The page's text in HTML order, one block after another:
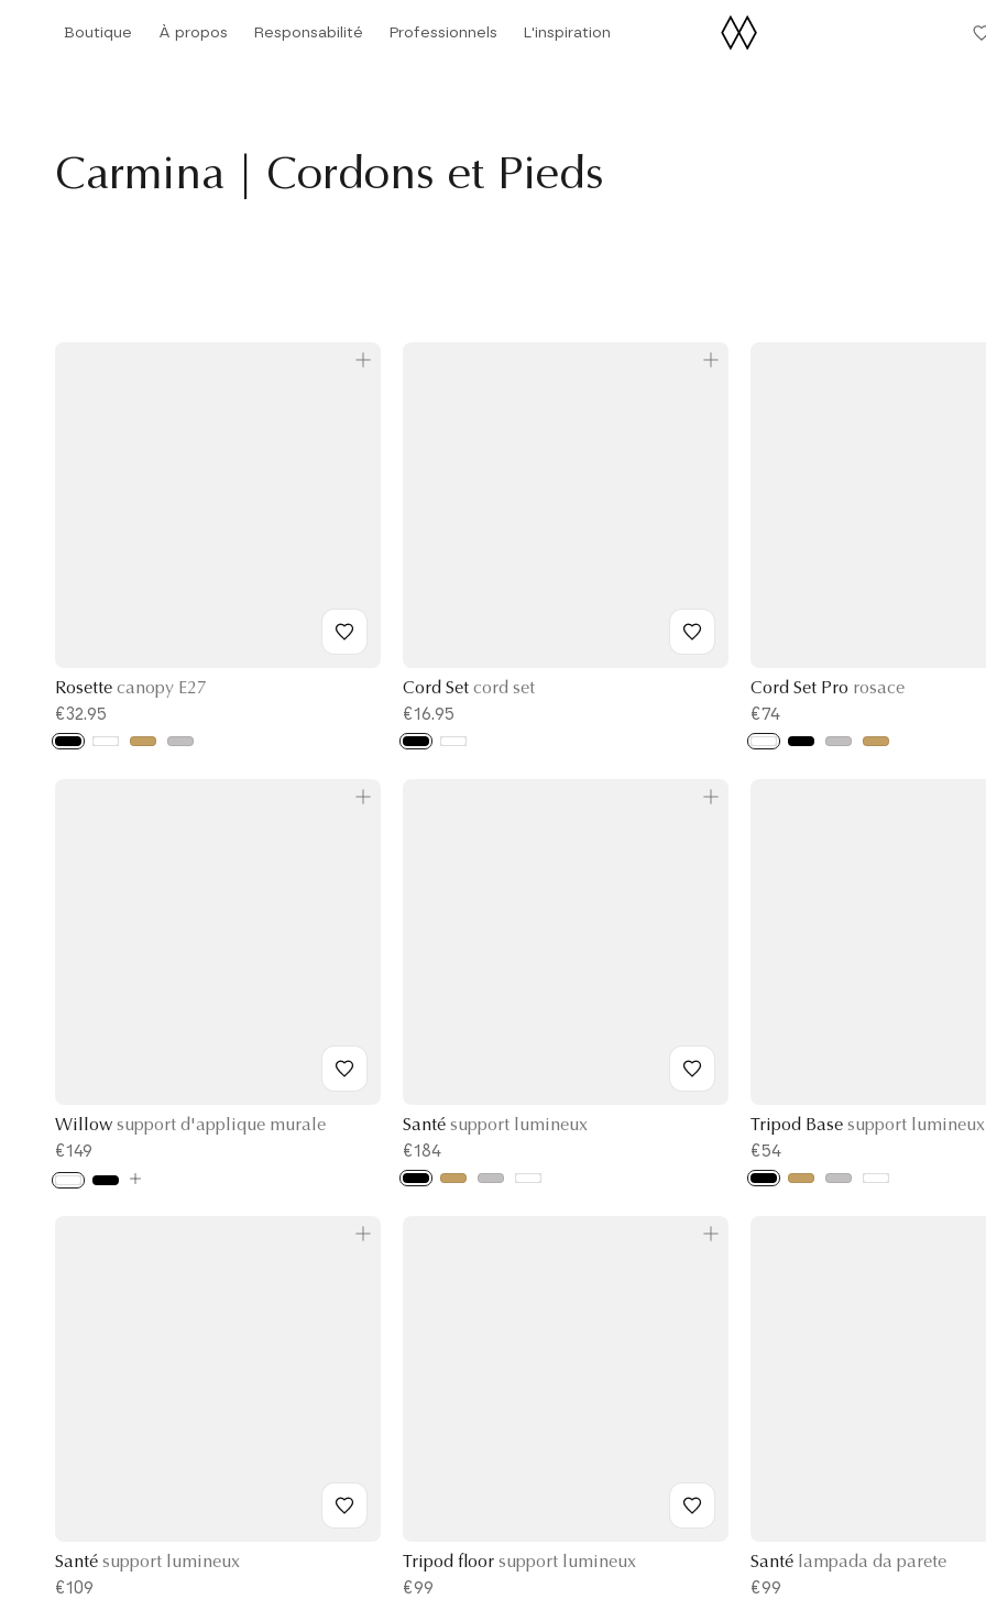
Boutique
À propos
Responsabilité
Professionnels
L'inspiration
Carmina | Cordons et Pieds
Rosette canopy E27
€32.95
Cord Set cord set
€16.95
Cord Set Pro rosace
€74
Willow support d'applique murale
€149
Santé support lumineux
€184
Tripod Base support lumineux
€54
Santé support lumineux
€109
Tripod floor support lumineux
€99
Santé lampada da parete
€99